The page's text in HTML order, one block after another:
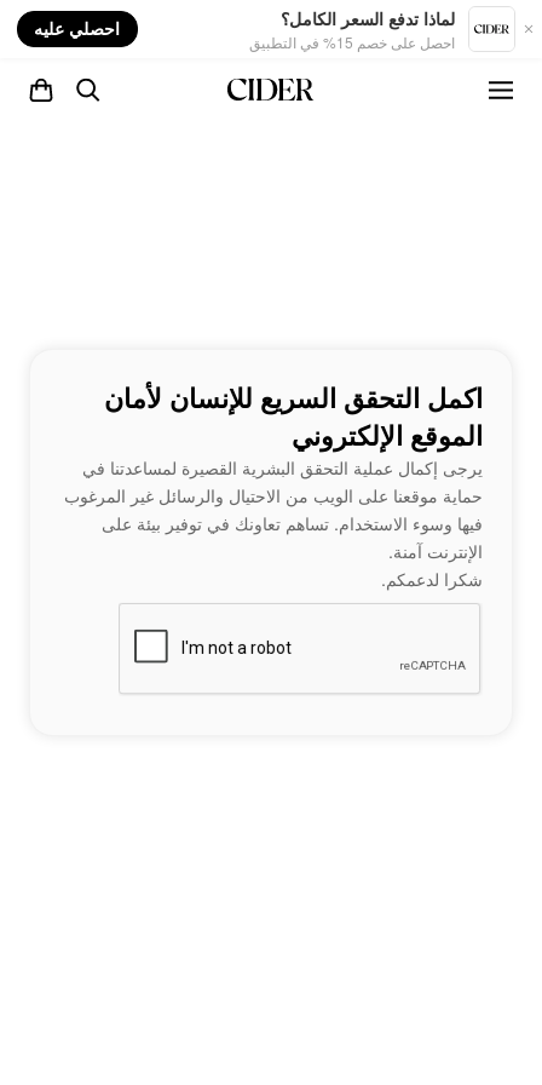
لماذا تدفع السعر الكامل؟
احصل على خصم 15% في التطبيق
احصلي عليه
اكمل التحقق السريع للإنسان لأمان
الموقع الإلكتروني
يرجى إكمال عملية التحقق البشرية القصيرة لمساعدتنا في
حماية موقعنا على الويب من الاحتيال والرسائل غير المرغوب
فيها وسوء الاستخدام. تساهم تعاونك في توفير بيئة على
الإنترنت آمنة.
شكرا لدعمكم.